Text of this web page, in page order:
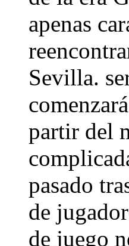
apenas
Sevilla.
partir del
pasado
de
de juego